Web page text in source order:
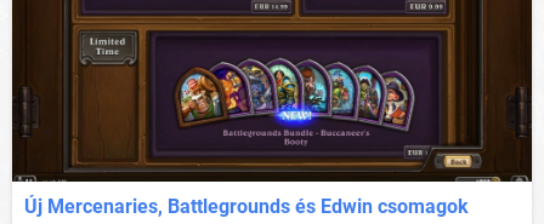
Új Mercenaries, Battlegrounds és Edwin csomagok